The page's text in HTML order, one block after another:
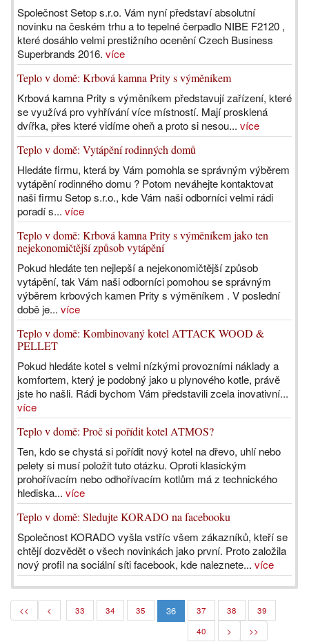
Společnost Setop s.r.o. Vám nyní představí absolutní
novinku na českém trhu a to tepelné čerpadlo NIBE F2120 ,
které dosáhlo velmi prestižního ocenění Czech Business
Superbrands 2016. více
Teplo v domě: Krbová kamna Prity s výměníkem
Krbová kamna Prity s výměníkem představují zařízení, které
se využívá pro vyhřívání více místností. Mají prosklená
dvířka, přes které vidíme oheň a proto si nesou... více
Teplo v domě: Vytápění rodinných domů
Hledáte firmu, která by Vám pomohla se správným výběrem
vytápění rodinného domu ? Potom neváhejte kontaktovat
naši firmu Setop s.r.o., kde Vám naši odborníci velmi rádi
poradí s... více
Teplo v domě: Krbová kamna Prity s výměníkem jako ten
nejekonomičtější způsob vytápění
Pokud hledáte ten nejlepší a nejekonomičtější způsob
vytápění, tak Vám naši odborníci pomohou se správným
výběrem krbových kamen Prity s výměníkem . V poslední
době je... více
Teplo v domě: Kombinovaný kotel ATTACK WOOD &
PELLET
Pokud hledáte kotel s velmi nízkými provozními náklady a
komfortem, který je podobný jako u plynového kotle, právě
jste ho našli. Rádi bychom Vám představili zcela inovativní...
více
Teplo v domě: Proč si pořídit kotel ATMOS?
Ten, kdo se chystá si pořídit nový kotel na dřevo, uhlí nebo
pelety si musí položit tuto otázku. Oproti klasickým
prohořívacím nebo odhořívacím kotlům má z technického
hlediska... více
Teplo v domě: Sledujte KORADO na facebooku
Společnost KORADO vyšla vstříc všem zákazníků, kteří se
chtějí dozvědět o všech novinkách jako první. Proto založila
nový profil na sociální síti facebook, kde naleznete... více
<< < 33 34 35 36 37 38
39
40
> >>